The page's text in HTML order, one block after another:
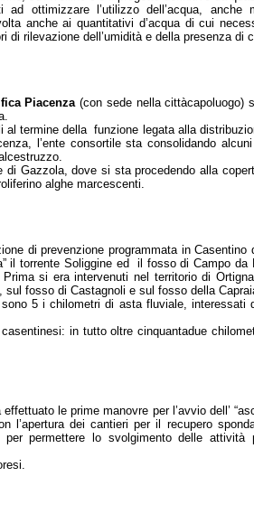
ottimizzare l’utilizzo dell’acqua, anche
anche ai quantitativi d’acqua di cui
di rilevazione dell’umidità e della presenza di
Piacenza(con sede nella cittàcapoluogo)
al termine della funzione legata alla
l’ente consortile sta consolidando
Gazzola, dove si sta procedendo alla
alghe marcescenti.
di prevenzione programmata in Casentino
il torrente Soliggine ed il fosso di Campo da
si era intervenuti nel territorio di
fosso di Castagnoli e sul fosso della
5 i chilometri di asta fluviale,
in tutto oltre cinquantadue
le prime manovre per l’avvio dell’
l’apertura dei cantieri per il recupero
per permettere lo svolgimento delle attività